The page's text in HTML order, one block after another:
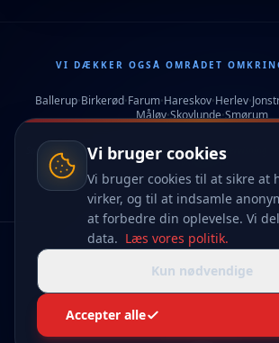
VI DÆKKER OGSÅ OMRÅDET
Ballerup•Birkerød•Farum•Hareskov•Herlev•
Måløv•Skovlunde•Smørum
Søndersø Køreskole tilbyder professionel køreundervisning
© 2026 SØNDERSØ KØRESKOLE. ALLE
Vi bruger cookies
Vi bruger cookies til at sikre at
virker, og til at indsamle
at forbedre din oplevelse. Vi
data. Læs vores politik.
Kun nødvendige
Accepter alle